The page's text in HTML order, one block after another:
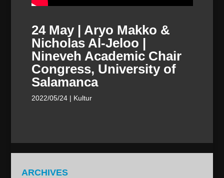
24 May | Aryo Makko &
Nicholas Al-Jeloo |
Nineveh Academic Chair
Congress, University of
Salamanca
2022/05/24| Kultur
ARCHIVES